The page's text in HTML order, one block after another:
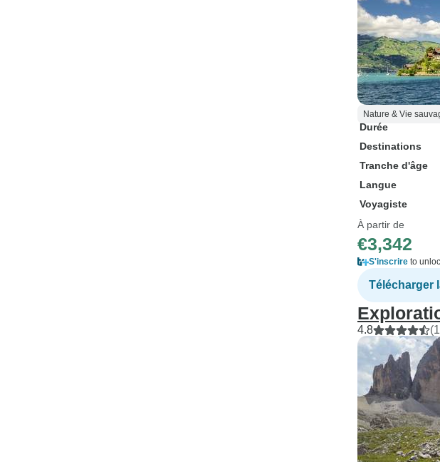
Nature & Vie
Durée
Destinations
Tranche d'âge
Langue
Voyagiste
À partir de
€3,342
S'inscrire to
Télécharger
4.8